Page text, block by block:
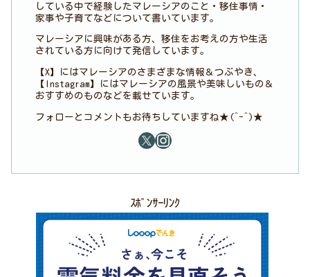
している中で経験したマレーシアのこと・移住事情・
家事や子育てなどについて書いています。
マレーシアに興味がある方、移住をお考えの方や生活
されている方に向けて発信しています。
【X】にはマレーシアのさまざまな情報＆つぶやき、
【Instagram】にはマレーシアの風景や美味しいもの＆
おすすめのものなどを載せています。
フォローとコメントもお待ちしていますね★(^-^)★
ｽﾎﾟﾝｻｰﾘﾝｸ